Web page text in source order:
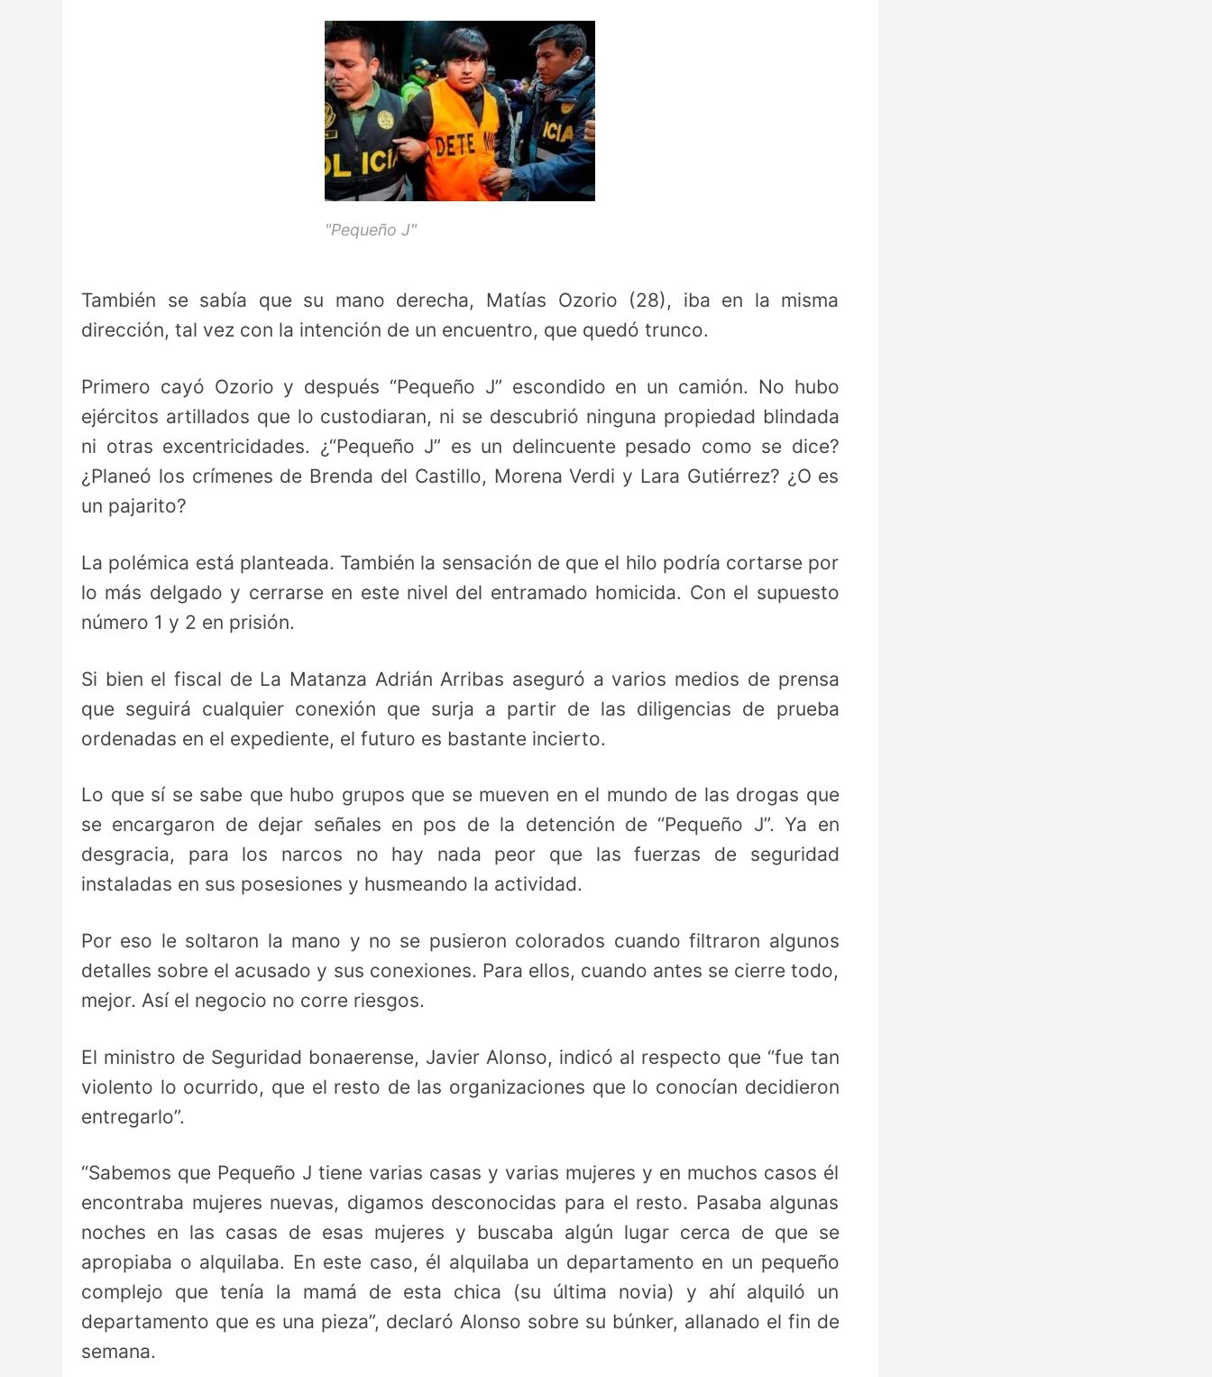
"Pequeño J"
También se sabía que su mano derecha, Matías Ozorio (28), iba en la misma
dirección, tal vez con la intención de un encuentro, que quedó trunco.
Primero cayó Ozorio y después “Pequeño J” escondido en un camión. No hubo
ejércitos artillados que lo custodiaran, ni se descubrió ninguna propiedad blindada
ni otras excentricidades. ¿“Pequeño J” es un delincuente pesado como se dice?
¿Planeó los crímenes de Brenda del Castillo, Morena Verdi y Lara Gutiérrez? ¿O es
un pajarito?
La polémica está planteada. También la sensación de que el hilo podría cortarse por
lo más delgado y cerrarse en este nivel del entramado homicida. Con el supuesto
número 1 y 2 en prisión.
Si bien el fiscal de La Matanza Adrián Arribas aseguró a varios medios de prensa
que seguirá cualquier conexión que surja a partir de las diligencias de prueba
ordenadas en el expediente, el futuro es bastante incierto.
Lo que sí se sabe que hubo grupos que se mueven en el mundo de las drogas que
se encargaron de dejar señales en pos de la detención de “Pequeño J”. Ya en
desgracia, para los narcos no hay nada peor que las fuerzas de seguridad
instaladas en sus posesiones y husmeando la actividad.
Por eso le soltaron la mano y no se pusieron colorados cuando filtraron algunos
detalles sobre el acusado y sus conexiones. Para ellos, cuando antes se cierre todo,
mejor. Así el negocio no corre riesgos.
El ministro de Seguridad bonaerense, Javier Alonso, indicó al respecto que “fue tan
violento lo ocurrido, que el resto de las organizaciones que lo conocían decidieron
entregarlo”.
“Sabemos que Pequeño J tiene varias casas y varias mujeres y en muchos casos él
encontraba mujeres nuevas, digamos desconocidas para el resto. Pasaba algunas
noches en las casas de esas mujeres y buscaba algún lugar cerca de que se
apropiaba o alquilaba. En este caso, él alquilaba un departamento en un pequeño
complejo que tenía la mamá de esta chica (su última novia) y ahí alquiló un
departamento que es una pieza”, declaró Alonso sobre su búnker, allanado el fin de
semana.